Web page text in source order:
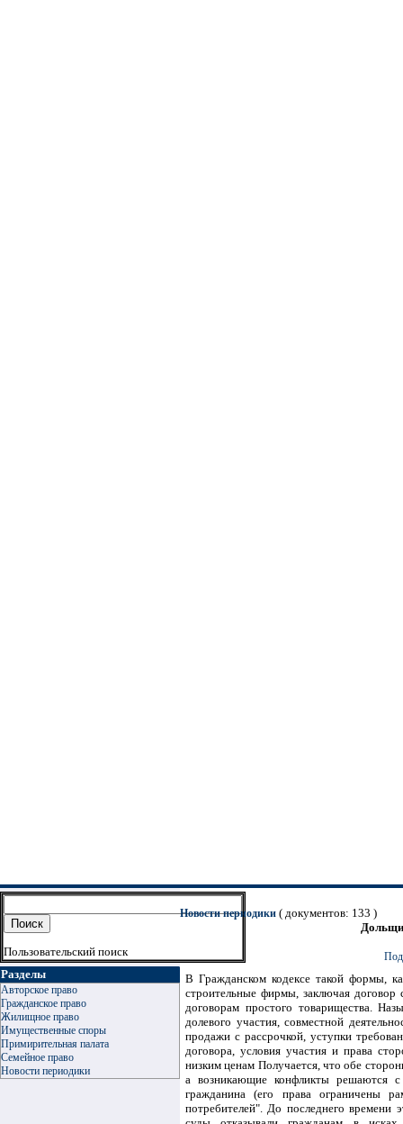
Пользовательский поиск
Разделы
Авторское право
Гражданское право
Жилищное право
Имущественные споры
Примирительная палата
Семейное право
Новости периодики
Новости периодики ( документов: 133 )
В Гражданском кодексе такой формы,
строительные фирмы, заключая
договорам простого товарищества.
долевого участия, совместной
продажи с рассрочкой, уступки
договора, условия участия и права
низким ценам Получается, что обе
а возникающие конфликты решаются
гражданина (его права ограничены
потребителей". До последнего времени